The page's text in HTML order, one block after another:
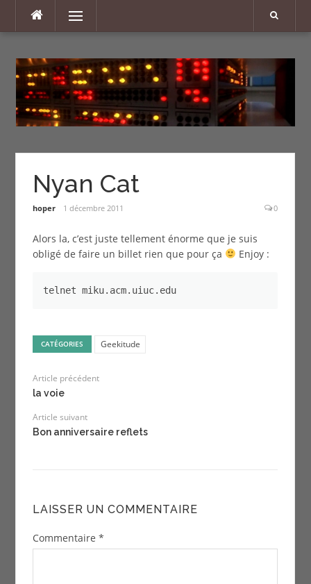
Menu
Nyan Cat
hoper 1 décembre 2011 0
Alors la, c’est juste tellement énorme que je suis
obligé de faire un billet rien que pour ça
Enjoy :
telnet miku.acm.uiuc.edu
CATÉGORIES Geekitude
Article précédent
la voie
Article suivant
Bon anniversaire reflets
LAISSER UN COMMENTAIRE
Commentaire *